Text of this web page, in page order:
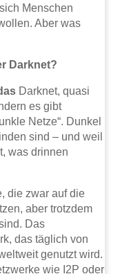
Menschen
Aber was
Darknet?
Darknet, quasi
es gibt
Netze“. Dunkel
sind – und weil
was drinnen
die zwar auf die
aber trotzdem
Das
das täglich von
genutzt wird.
wie I2P oder